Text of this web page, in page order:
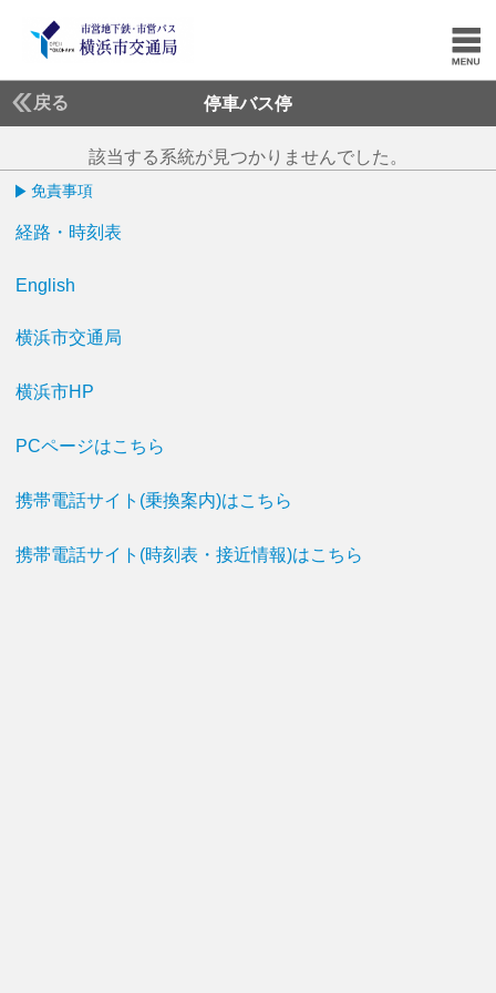
戻る 停車バス停
該当する系統が見つかりませんでした。
免責事項
経路・時刻表
English
横浜市交通局
横浜市HP
PCページはこちら
携帯電話サイト(乗換案内)はこちら
携帯電話サイト(時刻表・接近情報)はこちら